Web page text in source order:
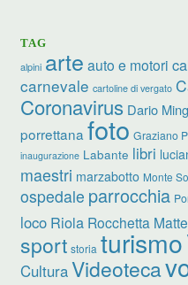
TAG
alpini arte auto e motori
carnevale cartoline di vergato
Coronavirus Dario
porrettana foto Graziano
inaugurazione Labante libri
maestri marzabotto Monte
ospedale parrocchia
loco Riola Rocchetta
sport storia turismo
CulturaVideoteca